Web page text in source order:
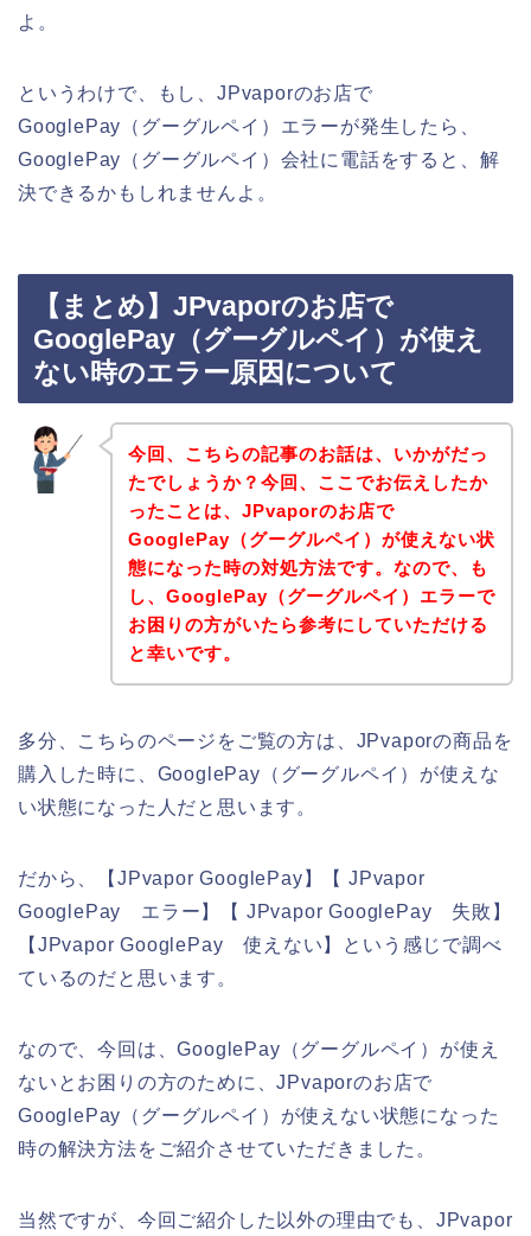
よ。
というわけで、もし、JPvaporのお店で
GooglePay（グーグルペイ）エラーが発生したら、
GooglePay（グーグルペイ）会社に電話をすると、解
決できるかもしれませんよ。
【まとめ】JPvaporのお店で
GooglePay（グーグルペイ）が使え
ない時のエラー原因について
今回、こちらの記事のお話は、いかがだっ
たでしょうか？今回、ここでお伝えしたか
ったことは、JPvaporのお店で
GooglePay（グーグルペイ）が使えない状
態になった時の対処方法です。なので、も
し、GooglePay（グーグルペイ）エラーで
お困りの方がいたら参考にしていただける
と幸いです。
多分、こちらのページをご覧の方は、JPvaporの商品を
購入した時に、GooglePay（グーグルペイ）が使えな
い状態になった人だと思います。
だから、【JPvapor GooglePay】【 JPvapor
GooglePay エラー】【 JPvapor GooglePay 失敗】
【JPvapor GooglePay 使えない】という感じで調べ
ているのだと思います。
なので、今回は、GooglePay（グーグルペイ）が使え
ないとお困りの方のために、JPvaporのお店で
GooglePay（グーグルペイ）が使えない状態になった
時の解決方法をご紹介させていただきました。
当然ですが、今回ご紹介した以外の理由でも、JPvapor